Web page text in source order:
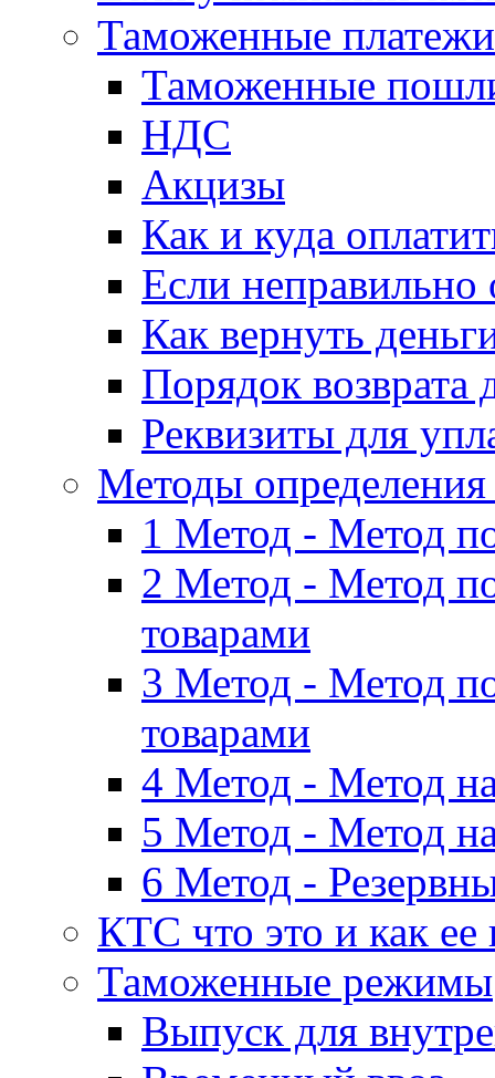
Таможенные платежи
Таможенные
НДС
Акцизы
Как и куда
Если неправильно
Как вернуть
Порядок возврата
Реквизиты для
Методы
1 Метод - Метод
2 Метод - Метод
товарами
3 Метод - Метод
товарами
4 Метод - Метод
5 Метод - Метод
6 Метод -
КТС что это и как ее
Таможенные режимы
Выпуск для